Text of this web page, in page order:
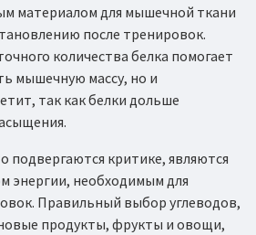
материалом для мышечной ткани
после тренировок.
количества белка помогает
мышечную массу, но и
так как белки дольше
подвергаются критике, являются
энергии, необходимым для
Правильный выбор углеводов,
продукты, фрукты и овощи,